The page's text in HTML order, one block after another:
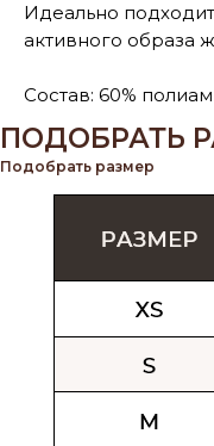
Идеально
активного образа
Состав: 60%
ПОДОБРАТЬ
Подобрать размер